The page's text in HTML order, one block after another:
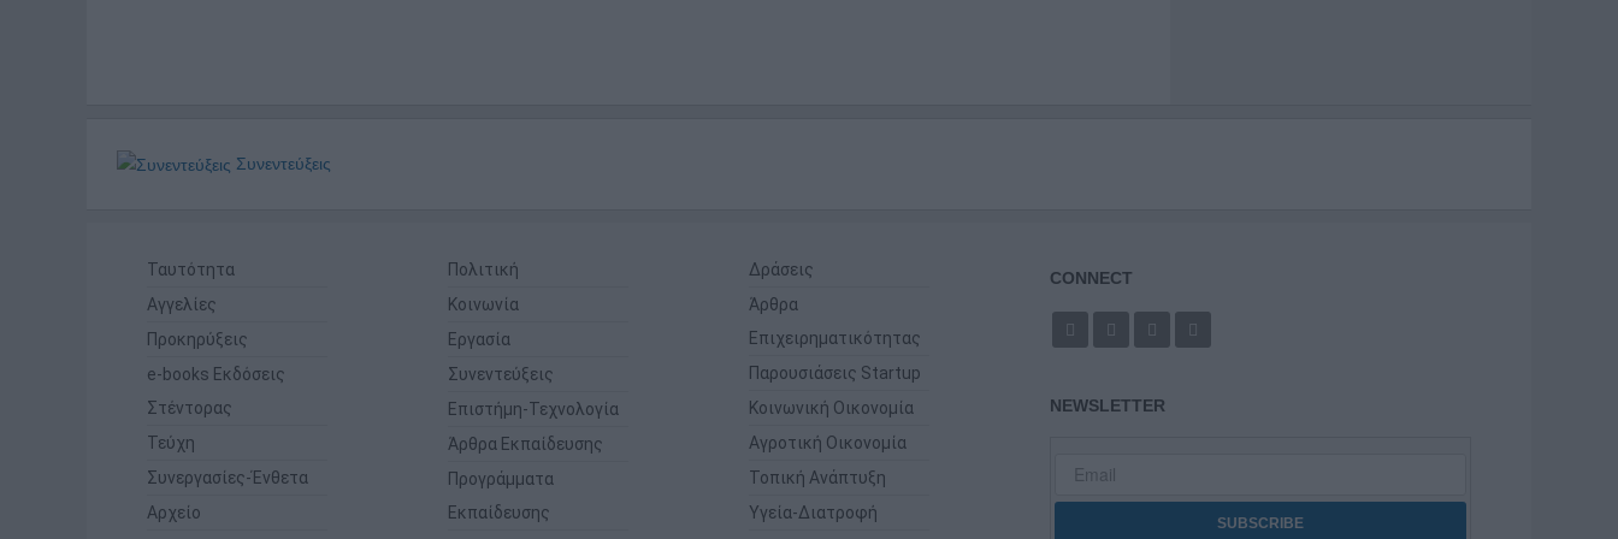
Συνεντεύξεις
Ταυτότητα
Αγγελίες
Προκηρύξεις
e-books Εκδόσεις
Στέντορας
Τεύχη
Συνεργασίες-Ένθετα
Αρχείο
Πολιτική
Κοινωνία
Εργασία
Συνεντεύξεις
Επιστήμη-Τεχνολογία
Άρθρα Εκπαίδευσης
Προγράμματα
Εκπαίδευσης
Δράσεις
Άρθρα
Επιχειρηματικότητας
Παρουσιάσεις Startup
Κοινωνική Οικονομία
Αγροτική Οικονομία
Τοπική Ανάπτυξη
Υγεία-Διατροφή
CONNECT
NEWSLETTER